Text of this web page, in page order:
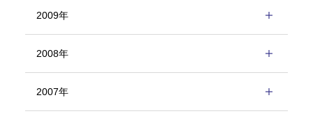
2009年
2008年
2007年